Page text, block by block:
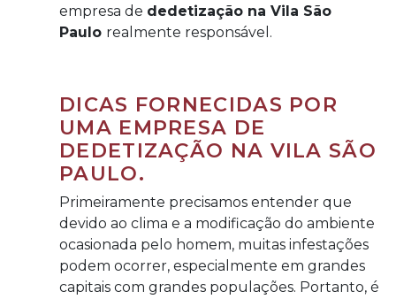
empresa de dedetização na Vila São
Paulo realmente responsável.
DICAS FORNECIDAS POR
UMA EMPRESA DE
DEDETIZAÇÃO NA VILA SÃO
PAULO.
Primeiramente precisamos entender que
devido ao clima e a modificação do ambiente
ocasionada pelo homem, muitas infestações
podem ocorrer, especialmente em grandes
capitais com grandes populações. Portanto, é